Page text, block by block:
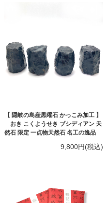
【 隠岐の島産黒曜石 かっこみ加工 】
おき こくようせき ブシディアン 天
然石 限定 一点物天然石 名工の逸品
9,800円(税込)